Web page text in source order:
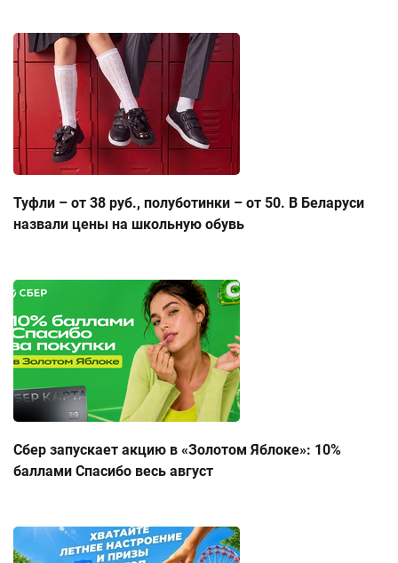
Туфли – от 38 руб., полуботинки – от 50. В Беларуси
назвали цены на школьную обувь
Сбер запускает акцию в «Золотом Яблоке»: 10%
баллами Спасибо весь август